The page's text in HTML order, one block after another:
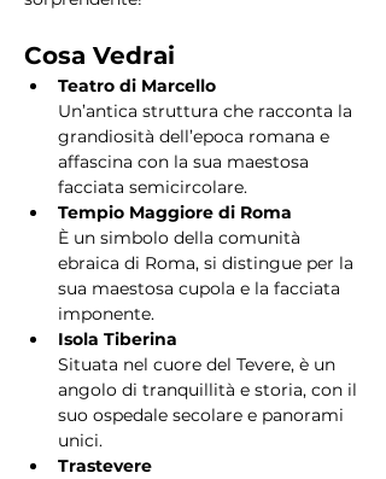
Cosa Vedrai
Teatro di Marcello
Un’antica struttura che racconta la
grandiosità dell’epoca romana e
affascina con la sua maestosa
facciata semicircolare.
Tempio Maggiore di Roma
È un simbolo della comunità
ebraica di Roma, si distingue per la
sua maestosa cupola e la facciata
imponente.
Isola Tiberina
Situata nel cuore del Tevere, è un
angolo di tranquillità e storia, con il
suo ospedale secolare e panorami
unici.
Trastevere